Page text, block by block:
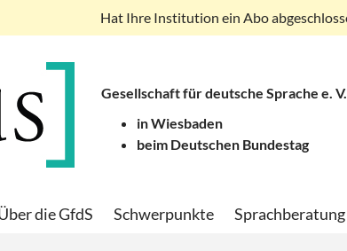
Hat Ihre Institution ein Abo
Gesellschaft für deutsche Sprache e. V.
in Wiesbaden
beim Deutschen Bundestag
die GfdS Schwerpunkte Sprachberatung